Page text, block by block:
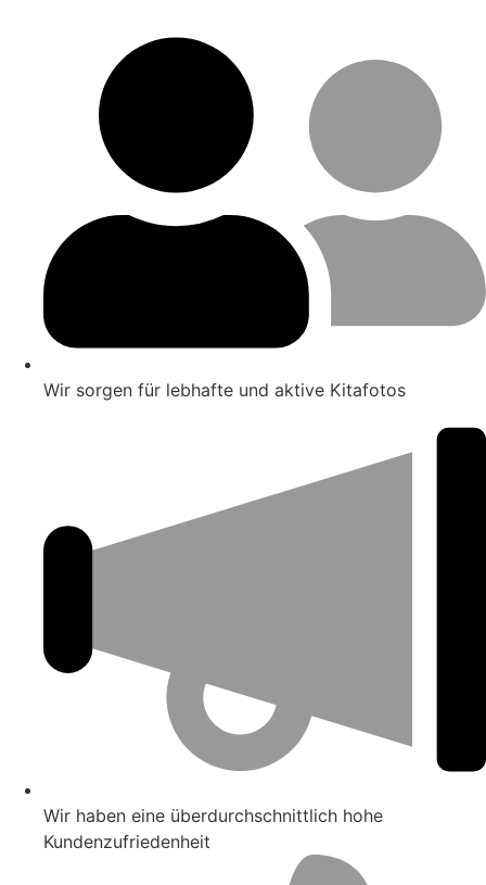
Wir sorgen für lebhafte und aktive Kitafotos
Wir haben eine überdurchschnittlich hohe
Kundenzufriedenheit